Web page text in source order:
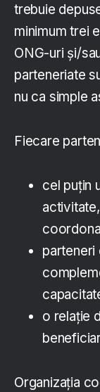
trebuie
minimum trei
ONG-uri și/
parteneriate
nu ca simple
Fiecare
cel puțin
parteneri
o relație
Organizația